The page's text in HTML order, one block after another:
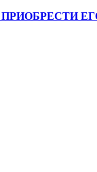
ПРИОБРЕСТИ